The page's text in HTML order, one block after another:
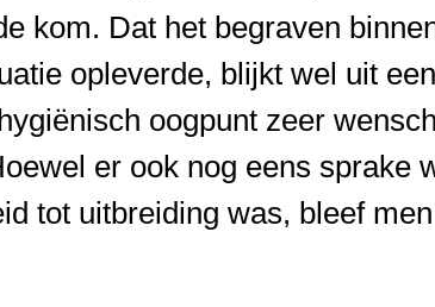
kom. Dat het begraven
opleverde, blijkt wel uit
oogpunt zeer
er ook nog eens sprake
tot uitbreiding was, bleef